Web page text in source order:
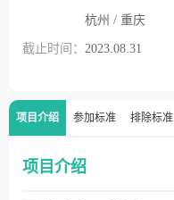
杭州 / 重庆
截止时间： 2023.08.31
项目介绍 参加标准 排除标准
项目介绍